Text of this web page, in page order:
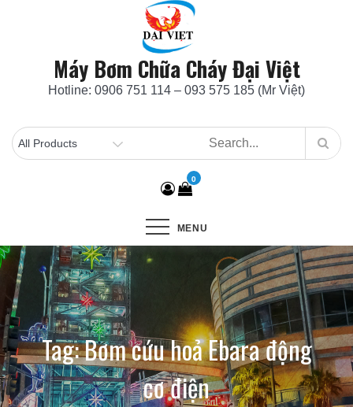
Máy Bơm Chữa Cháy Đại Việt
Hotline: 0906 751 114 – 093 575 185 (Mr Việt)
0
MENU
Tag:Bơm cứu hoả Ebara động
cơ điện